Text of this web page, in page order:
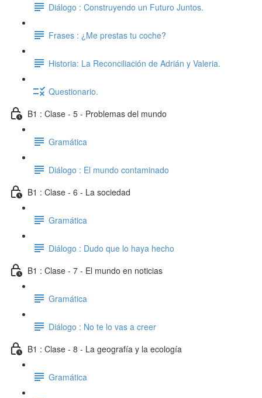
Diálogo : Construyendo un Futuro Juntos.
Frases : ¿Me prestas tu coche?
Historia: La Reconciliación de Adrián y Valeria.
Questionario.
B1 : Clase - 5 - Problemas del mundo
Gramática
Diálogo : El mundo contaminado
B1 : Clase - 6 - La sociedad
Gramática
Diálogo : Dudo que lo haya hecho
B1 : Clase - 7 - El mundo en noticias
Gramática
Diálogo : No te lo vas a creer
B1 : Clase - 8 - La geografía y la ecología
Gramática